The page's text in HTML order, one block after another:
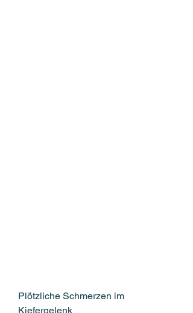
Plötzliche Schmerzen im
Kiefergelenk